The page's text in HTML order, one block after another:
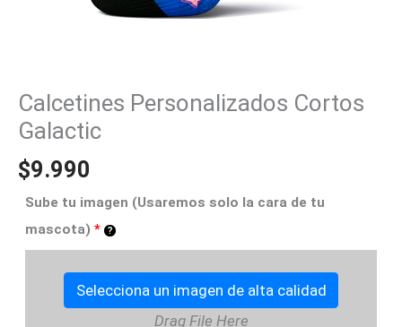
Calcetines Personalizados Cortos
Galactic
$9.990
Sube tu imagen (Usaremos solo la cara de tu
mascota) *
Selecciona un imagen de alta calidad
Drag File Here